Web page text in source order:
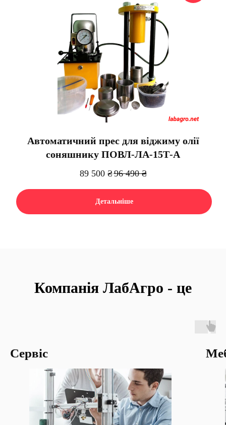
Автоматичний прес для віджиму олії
соняшнику ПОВЛ-ЛА-15Т-А
89 500 ₴96 490 ₴
Детальніше
Компанія ЛабАгро - це
Сервіс